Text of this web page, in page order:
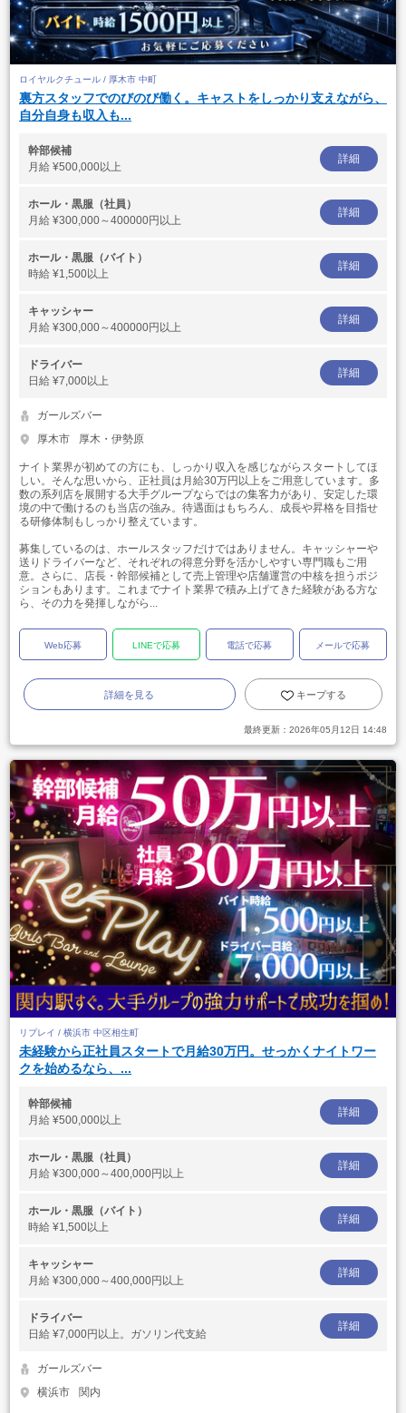
ロイヤルクチュール / 厚木市 中町
裏方スタッフでのびのび働く。キャストをしっかり支えながら、
自分自身も収入も...
幹部候補
月給 ¥500,000以上
詳細
ホール・黒服（社員）
月給 ¥300,000～400000円以上
詳細
ホール・黒服（バイト）
時給 ¥1,500以上
詳細
キャッシャー
月給 ¥300,000～400000円以上
詳細
ドライバー
日給 ¥7,000以上
詳細
ガールズバー
厚木市
厚木・伊勢原
ナイト業界が初めての方にも、しっかり収入を感じながらスタートしてほ
しい。そんな思いから、正社員は月給30万円以上をご用意しています。多
数の系列店を展開する大手グループならではの集客力があり、安定した環
境の中で働けるのも当店の強み。待遇面はもちろん、成長や昇格を目指せ
る研修体制もしっかり整えています。
募集しているのは、ホールスタッフだけではありません。キャッシャーや
送りドライバーなど、それぞれの得意分野を活かしやすい専門職もご用
意。さらに、店長・幹部候補として売上管理や店舗運営の中核を担うポジ
ションもあります。これまでナイト業界で積み上げてきた経験がある方な
ら、その力を発揮しながら...
Web応募 LINEで応募 電話で応募 メールで応募
詳細を見る キープする
最終更新： 2026年05月12日 14:48
リプレイ / 横浜市 中区相生町
未経験から正社員スタートで月給30万円。せっかくナイトワー
クを始めるなら、...
幹部候補
月給 ¥500,000以上
詳細
ホール・黒服（社員）
月給 ¥300,000～400,000円以上
詳細
ホール・黒服（バイト）
時給 ¥1,500以上
詳細
キャッシャー
月給 ¥300,000～400,000円以上
詳細
ドライバー
日給 ¥7,000円以上。ガソリン代支給
詳細
ガールズバー
横浜市
関内